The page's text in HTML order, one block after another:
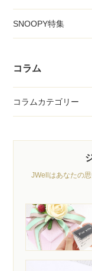
SNOOPY特集
コラム
コラムカテゴリー
JWellはあなたの